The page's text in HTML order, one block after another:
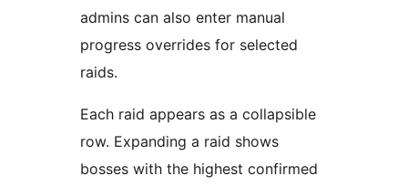
admins can also enter manual
progress overrides for selected
raids.
Each raid appears as a collapsible
row. Expanding a raid shows
bosses with the highest confirmed